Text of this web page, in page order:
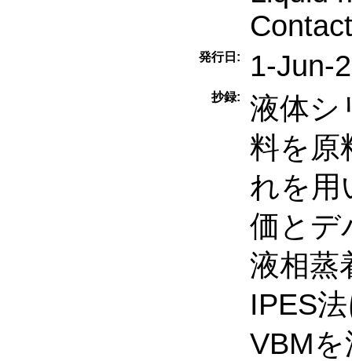
発行日: 1-Jun-
抄録:
液体シ
料を原
れを用
価とデ
液相蒸
IPES
VBM